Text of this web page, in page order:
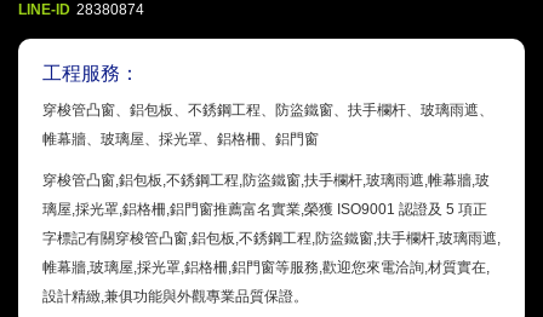
LINE-ID 28380874
工程服務：
穿梭管凸窗、鋁包板、不銹鋼工程、防盜鐵窗、扶手欄杆、玻璃雨遮、
帷幕牆、玻璃屋、採光罩、鋁格柵、鋁門窗
穿梭管凸窗,鋁包板,不銹鋼工程,防盜鐵窗,扶手欄杆,玻璃雨遮,帷幕牆,玻
璃屋,採光罩,鋁格柵,鋁門窗推薦富名實業,榮獲 ISO9001 認證及 5 項正
字標記有關穿梭管凸窗,鋁包板,不銹鋼工程,防盜鐵窗,扶手欄杆,玻璃雨遮,
帷幕牆,玻璃屋,採光罩,鋁格柵,鋁門窗等服務,歡迎您來電洽詢,材質實在,
設計精緻,兼俱功能與外觀專業品質保證。